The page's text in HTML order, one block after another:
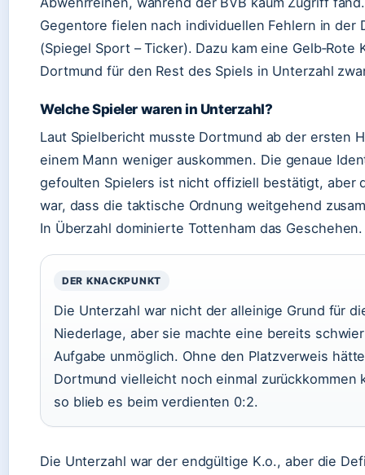
Gegentore fielen nach individuellen Fehlern in der
(Spiegel Sport – Ticker). Dazu kam eine Gelb‑Rote
Dortmund für den Rest des Spiels in Unterzahl
Welche Spieler waren in Unterzahl?
Laut Spielbericht musste Dortmund ab der ersten
einem Mann weniger auskommen. Die genaue
gefoulten Spielers ist nicht offiziell bestätigt, aber
war, dass die taktische Ordnung weitgehend
In Überzahl dominierte Tottenham das Geschehen.
DER KNACKPUNKT
Die Unterzahl war nicht der alleinige Grund für
Niederlage, aber sie machte eine bereits
Aufgabe unmöglich. Ohne den Platzverweis hätte
Dortmund vielleicht noch einmal zurückkommen
so blieb es beim verdienten 0:2.
Die Unterzahl war der endgültige K.o., aber die